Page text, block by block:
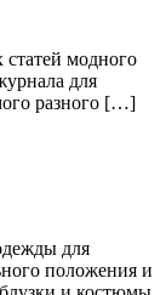
модного
для
разного […]
для
положения и